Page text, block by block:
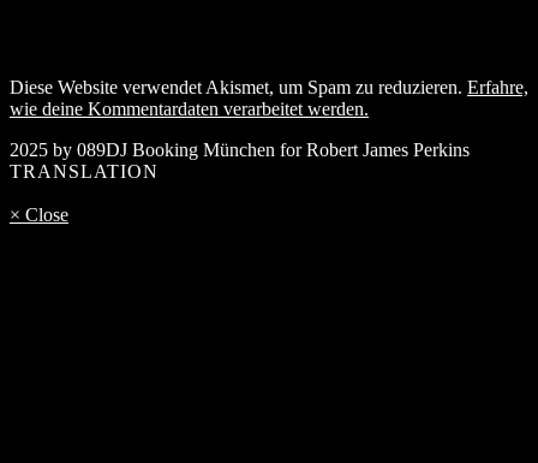
Diese Website verwendet Akismet, um Spam zu reduzieren. Erfahre,
wie deine Kommentardaten verarbeitet werden.
2025 by 089DJ Booking München for Robert James Perkins
TRANSLATION
× Close